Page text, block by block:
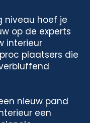
niveau hoef je
op de experts
interieur
plaatsers die
nieuw pand
een